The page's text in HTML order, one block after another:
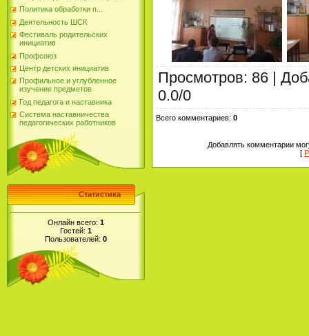
Политика обработки п...
Деятельность ШСК
Фестиваль родительских
инициатив
Профсоюз
Центр детских инициатив
Профильное и углубленное
изучение предметов
Год педагога и наставника
Система наставничества
педагогических работников
Статистика
Онлайн всего: 1
Гостей: 1
Пользователей: 0
Просмотров: 86 |
0.0/0
Всего комментариев: 0
Добавлять комментарии
[